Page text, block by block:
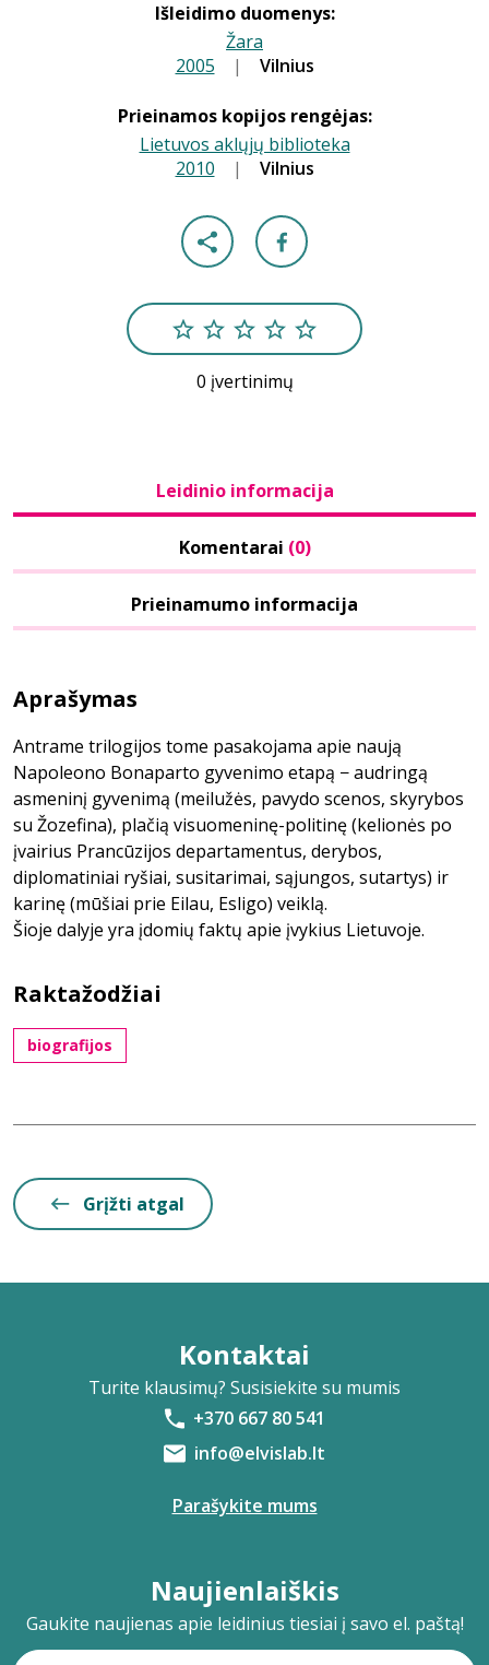
Išleidimo duomenys:
Žara
2005 | Vilnius
Prieinamos kopijos rengėjas:
Lietuvos aklųjų biblioteka
2010 | Vilnius
0 įvertinimų
Leidinio informacija
Komentarai (0)
Prieinamumo informacija
Aprašymas
Antrame trilogijos tome pasakojama apie naują
Napoleono Bonaparto gyvenimo etapą − audringą
asmeninį gyvenimą (meilužės, pavydo scenos, skyrybos
su Žozefina), plačią visuomeninę-politinę (kelionės po
įvairius Prancūzijos departamentus, derybos,
diplomatiniai ryšiai, susitarimai, sąjungos, sutartys) ir
karinę (mūšiai prie Eilau, Esligo) veiklą.
Šioje dalyje yra įdomių faktų apie įvykius Lietuvoje.
Raktažodžiai
biografijos
Grįžti atgal
Kontaktai
Turite klausimų? Susisiekite su mumis
+370 667 80 541
info@elvislab.lt
Parašykite mums
Naujienlaiškis
Gaukite naujienas apie leidinius tiesiai į savo el. paštą!